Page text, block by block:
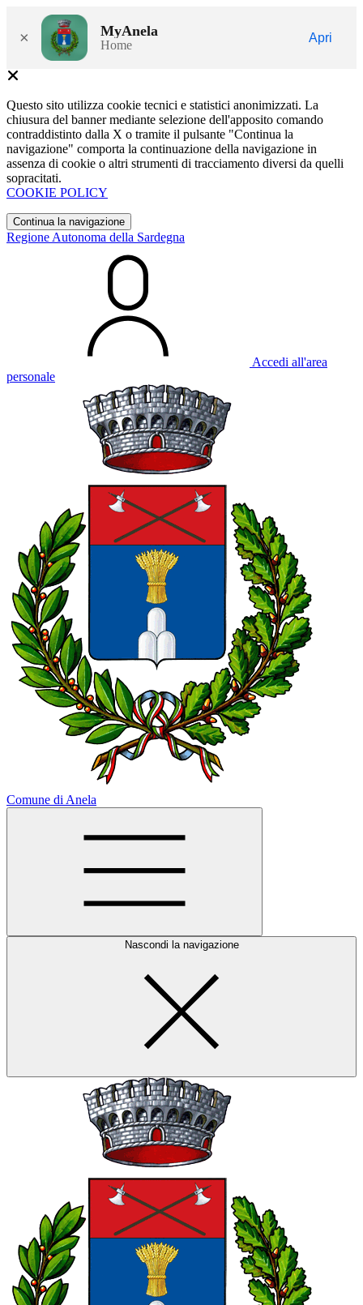
× MyAnela
Home
Apri
Questo sito utilizza cookie tecnici e statistici anonimizzati. La
chiusura del banner mediante selezione dell'apposito comando
contraddistinto dalla X o tramite il pulsante "Continua la
navigazione" comporta la continuazione della navigazione in
assenza di cookie o altri strumenti di tracciamento diversi da quelli
sopracitati.
COOKIE POLICY
Continua la navigazione
Regione Autonoma della Sardegna
Accedi all'area
personale
Comune di Anela
Nascondi la navigazione